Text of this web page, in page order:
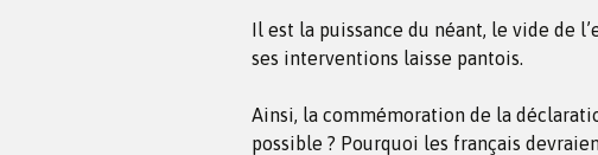
Il est la puissance du néant, le vide de
ses interventions laisse pantois.
Ainsi, la commémoration de la
possible ? Pourquoi les français